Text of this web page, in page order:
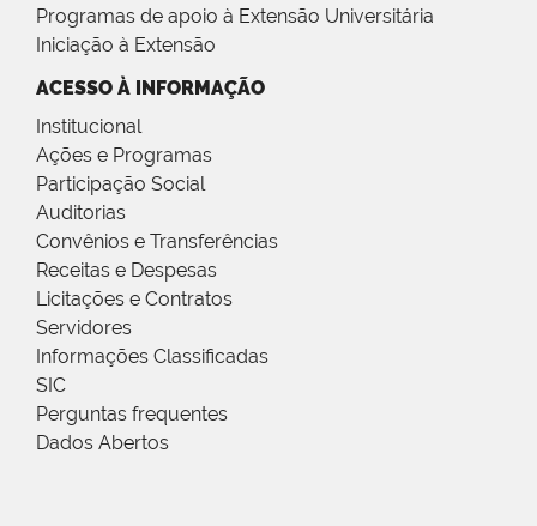
Programas de apoio à Extensão Universitária
Iniciação à Extensão
ACESSO À INFORMAÇÃO
Institucional
Ações e Programas
Participação Social
Auditorias
Convênios e Transferências
Receitas e Despesas
Licitações e Contratos
Servidores
Informações Classificadas
SIC
Perguntas frequentes
Dados Abertos